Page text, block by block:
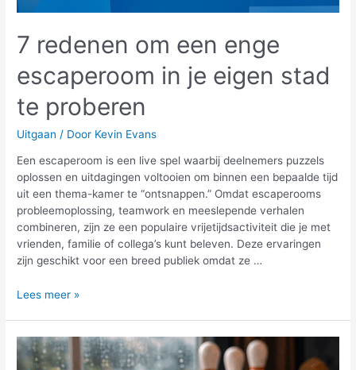
7 redenen om een enge
escaperoom in je eigen stad
te proberen
Uitgaan / Door Kevin Evans
Een escaperoom is een live spel waarbij deelnemers puzzels
oplossen en uitdagingen voltooien om binnen een bepaalde tijd
uit een thema-kamer te “ontsnappen.” Omdat escaperooms
probleemoplossing, teamwork en meeslepende verhalen
combineren, zijn ze een populaire vrijetijdsactiviteit die je met
vrienden, familie of collega’s kunt beleven. Deze ervaringen
zijn geschikt voor een breed publiek omdat ze …
7
een
enge
Lees meer »